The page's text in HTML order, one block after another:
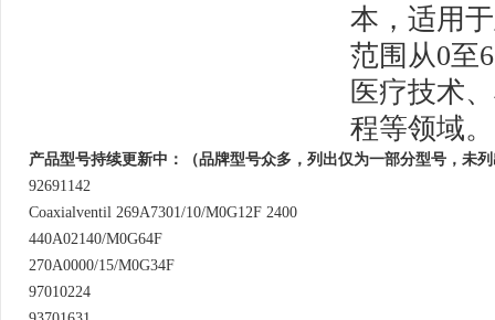
本，适用
范围从0至
医疗技术
程等领域。
产品型号持续更新中：（品牌型号众多，列出仅为一部分型号，未
92691142
Coaxialventil 269A7301/10/M0G12F 2400
440A02140/M0G64F
270A0000/15/M0G34F
97010224